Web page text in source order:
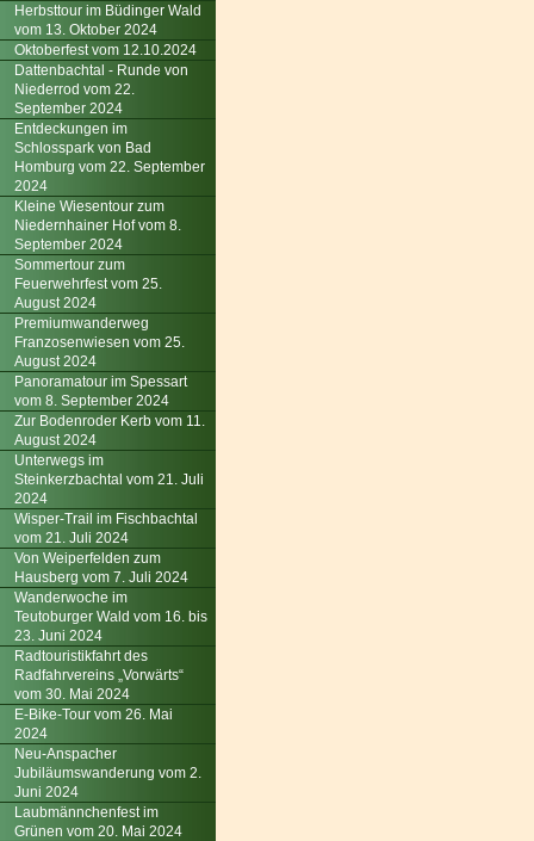
Herbsttour im Büdinger Wald
vom 13. Oktober 2024
Oktoberfest vom 12.10.2024
Dattenbachtal - Runde von
Niederrod vom 22.
September 2024
Entdeckungen im
Schlosspark von Bad
Homburg vom 22. September
2024
Kleine Wiesentour zum
Niedernhainer Hof vom 8.
September 2024
Sommertour zum
Feuerwehrfest vom 25.
August 2024
Premiumwanderweg
Franzosenwiesen vom 25.
August 2024
Panoramatour im Spessart
vom 8. September 2024
Zur Bodenroder Kerb vom 11.
August 2024
Unterwegs im
Steinkerzbachtal vom 21. Juli
2024
Wisper-Trail im Fischbachtal
vom 21. Juli 2024
Von Weiperfelden zum
Hausberg vom 7. Juli 2024
Wanderwoche im
Teutoburger Wald vom 16. bis
23. Juni 2024
Radtouristikfahrt des
Radfahrvereins „Vorwärts“
vom 30. Mai 2024
E-Bike-Tour vom 26. Mai
2024
Neu-Anspacher
Jubiläumswanderung vom 2.
Juni 2024
Laubmännchenfest im
Grünen vom 20. Mai 2024